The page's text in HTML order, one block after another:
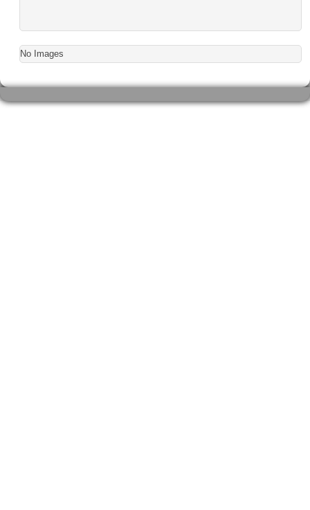
No Images